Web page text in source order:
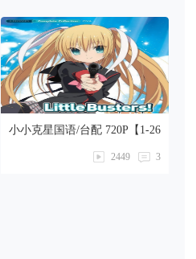
小小克星国语/台配 720P【1-26
3
2449